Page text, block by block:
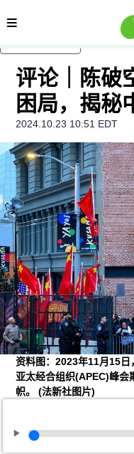
内容分类
评论｜陈破
困局，揭秘
2024.10.23 10:51 EDT
资料图：2023年11月15
亚太经合组织(APEC)峰会
帜。(法新社图片)